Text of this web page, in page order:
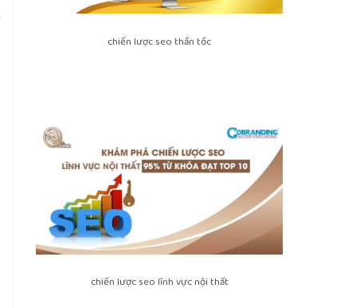
chiến lược seo thần tốc
chiến lược seo lĩnh vực nội thất